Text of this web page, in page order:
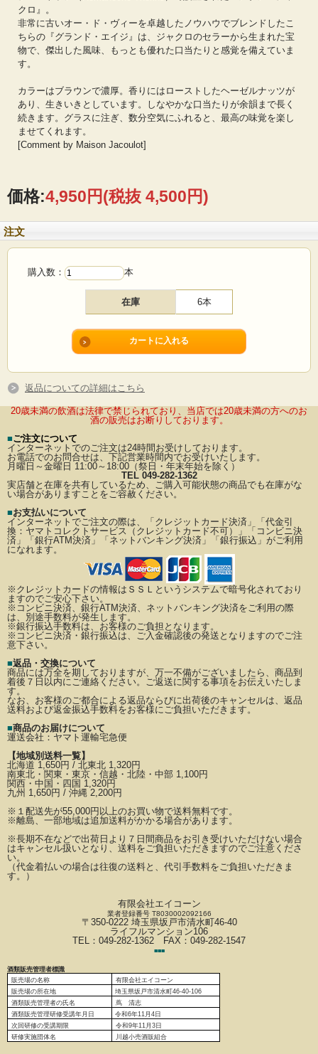
クロ』。
非常に古いオー・ド・ヴィーを卓越したノウハウでブレンドしたこ
ちらの『グランド・エイジ』は、ジャクロのセラーから生まれた宝
物で、傑出した風味、もっとも優れた口当たりと感覚を備えていま
す。
カラーはブラウンで濃厚。香りにはローストしたヘーゼルナッツが
あり、生きいきとしています。しなやかな口当たりが余韻まで長く
続きます。グラスに注ぎ、数分空気にふれると、最高の味覚を楽し
ませてくれます。
[Comment by Maison Jacoulot]
価格:4,950円(税抜 4,500円)
注文
購入数： 本
在庫 6本
返品についての詳細はこちら
20歳未満の飲酒は法律で禁じられており、当店では20歳未満の方へのお
酒の販売はお断りしております。
■ご注文について
インターネットでのご注文は24時間お受けしております。
お電話でのお問合せは、下記営業時間内でお受けいたします。
月曜日～金曜日 11:00～18:00（祭日・年末年始を除く）
TEL 049-282-1362
実店舗と在庫を共有しているため、ご購入可能状態の商品でも在庫がな
い場合がありますことをご容赦ください。
■お支払いについて
インターネットでご注文の際は、「クレジットカード決済」「代金引
換：ヤマトコレクトサービス（クレジットカード不可）」
「コンビニ決
済」「銀行ATM決済」「ネットバンキング決済」「銀行振込」がご利用
になれます。
※クレジットカードの情報はＳＳＬというシステムで暗号化されており
ますのでご安心下さい。
※コンビニ決済、銀行ATM決済、ネットバンキング決済をご利用の際
は、別途手数料が発生します。
※銀行振込手数料は、お客様のご負担となります。
※コンビニ決済・銀行振込は、ご入金確認後の発送となりますのでご注
意下さい。
■返品・交換について
商品には万全を期しておりますが、万一不備がございましたら、商品到
着後７日以内にご連絡ください。
ご返送に関する事項をお伝えいたしま
す。
なお、お客様のご都合による返品ならびに出荷後のキャンセルは、返品
送料および返金振込手数料をお客様にご負担いただきます。
■商品のお届けについて
運送会社： ヤマト運輸宅急便
【地域別送料一覧】
北海道 1,650円 / 北東北 1,320円
南東北・関東・東京・信越・北陸・中部 1,100円
関西・中国・四国 1,320円
九州 1,650円 / 沖縄 2,200円
※ １配送先が55,000円以上のお買い物で送料無料です。
※離島、一部地域は追加送料がかかる場合があります。
※長期不在などで出荷日より７日間商品をお引き受けいただけない場合
はキャンセル扱いとなり、 送料をご負担いただきますのでご注意くださ
い。
（代金着払いの場合は往復の送料と、代引手数料をご負担いただきま
す。）
有限会社エイコーン
業者登録番号 T8030002092166
〒350-0222 埼玉県坂戸市清水町46-40
ライフルマンション106
TEL：049-282-1362 FAX：049-282-1547
■■■
酒類販売管理者標識
販売場の名称
有限会社エイコーン
販売場の所在地
埼玉県坂戸市清水町46-40-106
酒類販売管理者の氏名
蔦 清志
酒類販売管理研修受講年月日
令和6年11月4日
次回研修の受講期限
令和9年11月3日
研修実施団体名
川越小売酒販組合